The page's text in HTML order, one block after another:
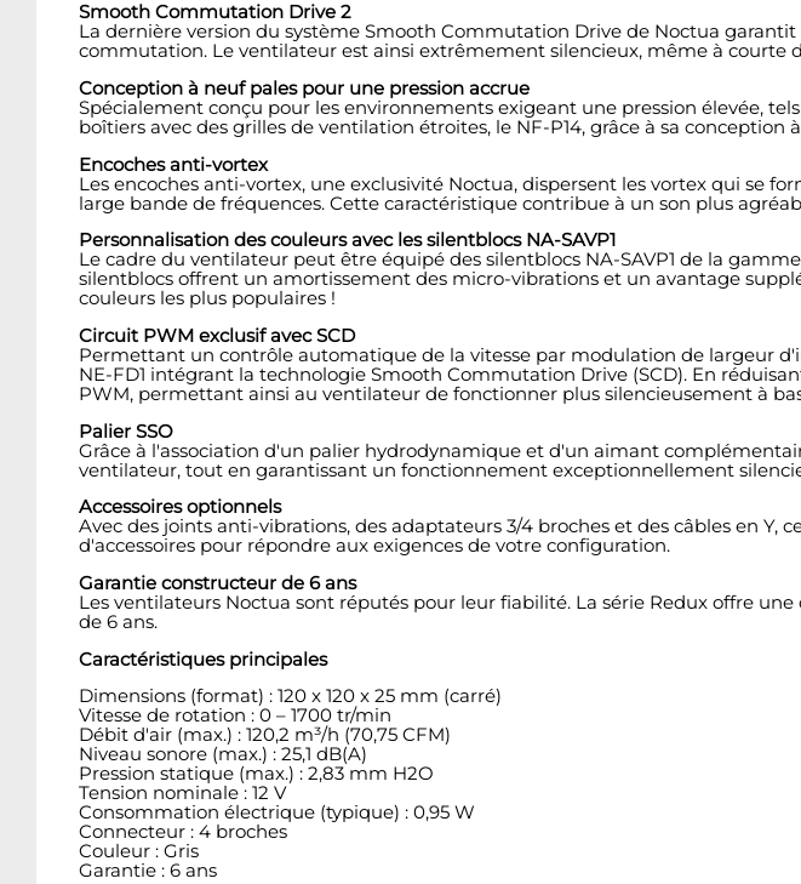
Smooth Commutation Drive 2
La dernière version du système Smooth Commutation Drive de Noctua
commutation. Le ventilateur est ainsi extrêmement silencieux, même à courte
Conception à neuf pales pour une pression accrue
Spécialement conçu pour les environnements exigeant une pression élevée,
boîtiers avec des grilles de ventilation étroites, le NF-P14, grâce à sa conception
Encoches anti-vortex
Les encoches anti-vortex, une exclusivité Noctua, dispersent les vortex qui se
large bande de fréquences. Cette caractéristique contribue à un son plus
Personnalisation des couleurs avec les silentblocs NA-SAVP1
Le cadre du ventilateur peut être équipé des silentblocs NA-SAVP1 de la
silentblocs offrent un amortissement des micro-vibrations et un avantage
couleurs les plus populaires !
Circuit PWM exclusif avec SCD
Permettant un contrôle automatique de la vitesse par modulation de largeur
NE-FD1 intégrant la technologie Smooth Commutation Drive (SCD). En
PWM, permettant ainsi au ventilateur de fonctionner plus silencieusement à
Palier SSO
Grâce à l'association d'un palier hydrodynamique et d'un aimant
ventilateur, tout en garantissant un fonctionnement exceptionnellement
Accessoires optionnels
Avec des joints anti-vibrations, des adaptateurs 3/4 broches et des câbles en
d'accessoires pour répondre aux exigences de votre configuration.
Garantie constructeur de 6 ans
Les ventilateurs Noctua sont réputés pour leur fiabilité. La série Redux offre
de 6 ans.
Caractéristiques principales
Dimensions (format) : 120 x 120 x 25 mm (carré)
Vitesse de rotation : 0 – 1700 tr/min
Débit d'air (max.) : 120,2 m³/h (70,75 CFM)
Niveau sonore (max.) : 25,1 dB(A)
Pression statique (max.) : 2,83 mm H2O
Tension nominale : 12 V
Consommation électrique (typique) : 0,95 W
Connecteur : 4 broches
Couleur : Gris
Garantie : 6 ans